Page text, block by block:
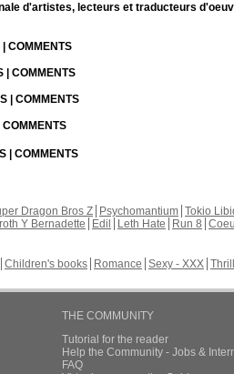
d'artistes, lecteurs et traducteurs
COMMENTS
| COMMENTS
| COMMENTS
| COMMENTS
Dragon Bros Z Psychomantium Tokio
Y Bernadette Edil Leth Hate Run 8
Children's books Romance Sexy - XXX
THE COMMUNITY
Tutorial for the reader
Help the Community - Jobs &
FAQ